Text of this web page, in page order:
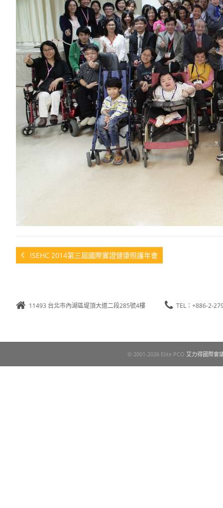
ISEHC 2014第三屆國際實證健康照護年會
11493 台北市內湖區堤頂大道二段285號4樓 TEL：+886-2-
© 2001-2026 Elite PCO 艾力得國際會